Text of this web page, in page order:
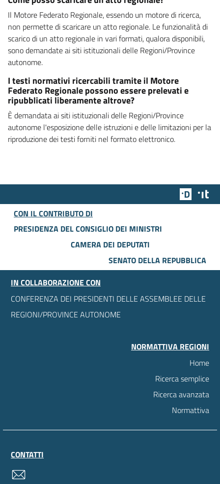
Il Motore Federato Regionale, essendo un motore di ricerca,
non permette di scaricare un atto regionale. Le funzionalità di
scarico di un atto regionale in vari formati, qualora disponibili,
sono demandate ai siti istituzionali delle Regioni/Province
autonome.
I testi normativi ricercabili tramite il Motore
Federato Regionale possono essere prelevati e
ripubblicati liberamente altrove?
È demandata ai siti istituzionali delle Regioni/Province
autonome l'esposizione delle istruzioni e delle limitazioni per la
riproduzione dei testi forniti nel formato elettronico.
Team
CON IL CONTRIBUTO DI
PRESIDENZA DEL CONSIGLIO DEI MINISTRI
CAMERA DEI DEPUTATI
SENATO DELLA REPUBBLICA
IN COLLABORAZIONE CON
CONFERENZA DEI PRESIDENTI DELLE ASSEMBLEE DELLE
REGIONI/PROVINCE AUTONOME
NORMATTIVA REGIONI
Home
Ricerca semplice
Ricerca avanzata
Normattiva
CONTATTI